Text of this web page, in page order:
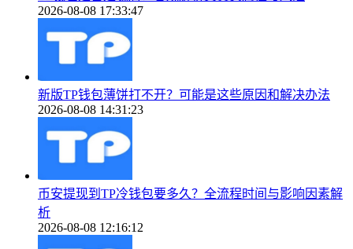
2026-08-08 17:33:47
新版TP钱包薄饼打不开？可能是这些原因和解决办法
2026-08-08 14:31:23
币安提现到TP冷钱包要多久？全流程时间与影响因素解
析
2026-08-08 12:16:12